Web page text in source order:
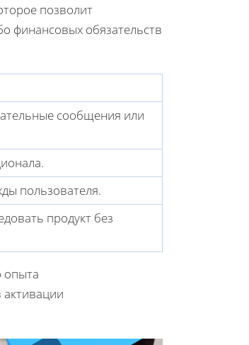
позволит
финансовых обязательств
сообщения или
пользователя.
продукт без
опыта
активации